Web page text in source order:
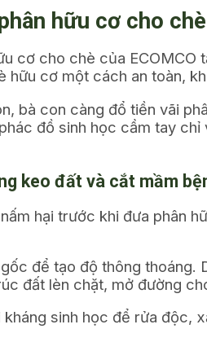
hữu cơ cho
cơ cho chè của
hữu cơ một cách an toàn,
bà con càng đổ tiền vãi
đồ sinh học cầm tay
keo đất và cắt mầm
hại trước khi đưa phân
để tạo độ thông
đất lèn chặt, mở đường
sinh học để rửa độc,